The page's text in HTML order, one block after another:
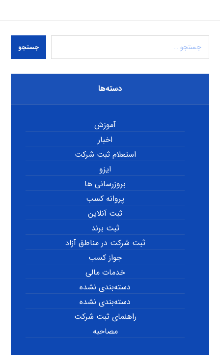
جستجو
دسته‌ها
آموزش
اخبار
استعلام ثبت شرکت
ایزو
بروزرسانی ها
پروانه کسب
ثبت آنلاین
ثبت برند
ثبت شرکت در مناطق آزاد
جواز کسب
خدمات مالی
دسته‌بندی نشده
دسته‌بندی نشده
راهنمای ثبت شرکت
مصاحبه